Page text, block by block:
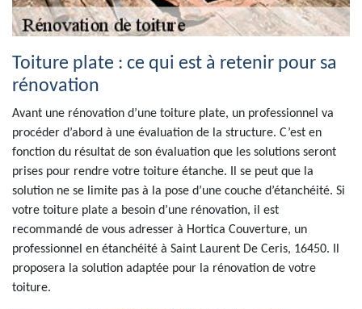
Toiture plate : ce qui est à retenir pour sa
rénovation
Avant une rénovation d’une toiture plate, un professionnel va
procéder d’abord à une évaluation de la structure. C’est en
fonction du résultat de son évaluation que les solutions seront
prises pour rendre votre toiture étanche. Il se peut que la
solution ne se limite pas à la pose d’une couche d’étanchéité. Si
votre toiture plate a besoin d’une rénovation, il est
recommandé de vous adresser à Hortica Couverture, un
professionnel en étanchéité à Saint Laurent De Ceris, 16450. Il
proposera la solution adaptée pour la rénovation de votre
toiture.